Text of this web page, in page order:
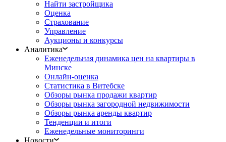
Найти застройщика
Оценка
Страхование
Управление
Аукционы и конкурсы
Аналитика
Еженедельная динамика цен на квартиры в
Минске
Онлайн-оценка
Статистика в Витебске
Обзоры рынка продажи квартир
Обзоры рынка загородной недвижимости
Обзоры рынка аренды квартир
Тенденции и итоги
Еженедельные мониторинги
Новости